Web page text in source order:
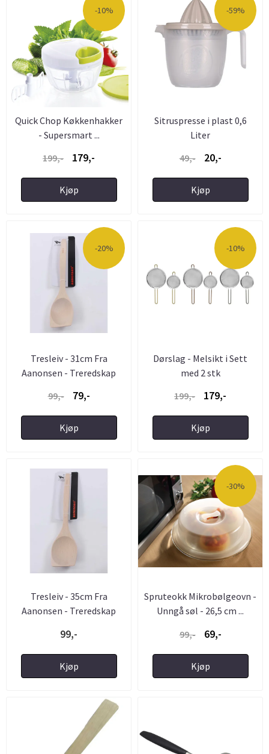
-10%
Quick Chop Køkkenhakker
- Supersmart ...
199,-
179,-
Kjøp
-59%
Sitruspresse i plast 0,6
Liter
49,-
20,-
Kjøp
-20%
Tresleiv - 31cm Fra
Aanonsen - Treredskap
99,-
79,-
Kjøp
-10%
Dørslag - Melsikt i Sett
med 2 stk
199,-
179,-
Kjøp
Tresleiv - 35cm Fra
Aanonsen - Treredskap
99,-
Kjøp
-30%
Spruteokk Mikrobølgeovn -
Unngå søl - 26,5 cm ...
99,-
69,-
Kjøp